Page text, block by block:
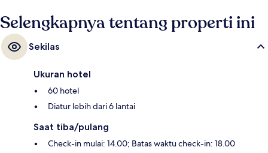
Selengkapnya tentang properti ini
Sekilas
Ukuran hotel
60 hotel
Diatur lebih dari 6 lantai
Saat tiba/pulang
Check-in mulai: 14.00; Batas waktu check-in: 18.00